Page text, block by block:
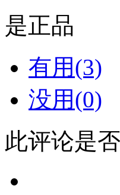
是正品
有用(3)
没用(0)
此评论是